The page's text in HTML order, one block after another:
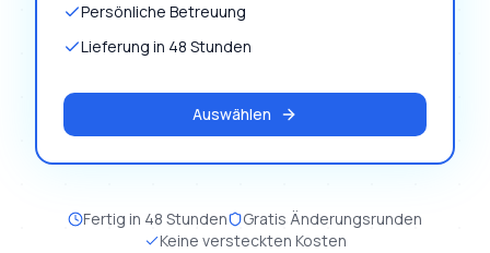
Persönliche Betreuung
Lieferung in 48 Stunden
Auswählen
Fertig in 48 Stunden
Gratis Änderungsrunden
Keine versteckten Kosten